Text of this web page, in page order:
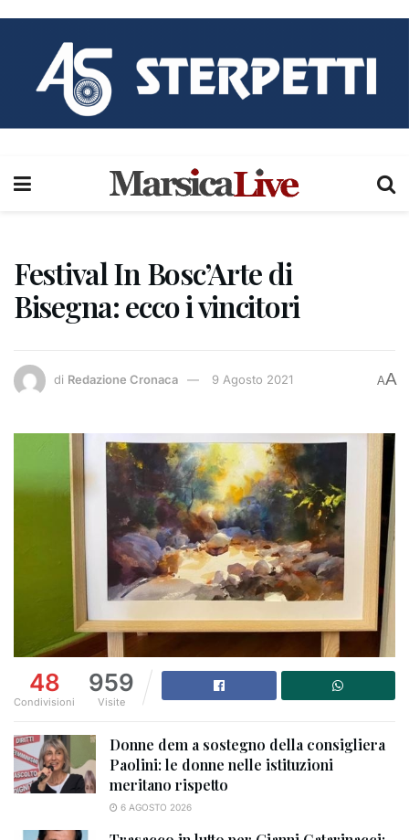
Festival In Bosc’Arte di
Bisegna: ecco i vincitori
di Redazione Cronaca 9 Agosto 2021 AA
48
Condivisioni
959
Visite
Donne dem a sostegno della consigliera
Paolini: le donne nelle istituzioni
meritano rispetto
6 AGOSTO 2026